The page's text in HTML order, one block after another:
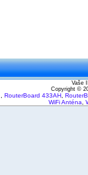
Vaše
Copyright ©
RouterBoard 433AH
WiFi Anténa